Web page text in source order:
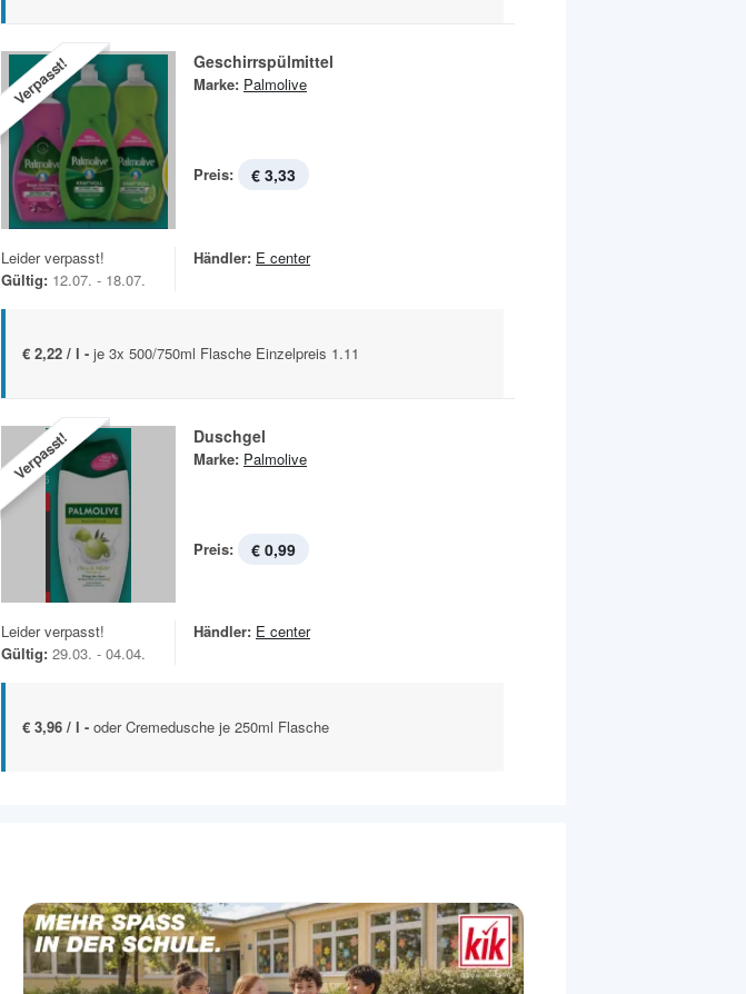
Verpasst! Geschirrspülmittel
Marke: Palmolive
Preis: € 3,33
Leider verpasst!
Gültig: 12.07. - 18.07.
Händler: E center
€ 2,22 / l - je 3x 500/750ml Flasche Einzelpreis 1.11
Verpasst! Duschgel
Marke: Palmolive
Preis: € 0,99
Leider verpasst!
Gültig: 29.03. - 04.04.
Händler: E center
€ 3,96 / l - oder Cremedusche je 250ml Flasche